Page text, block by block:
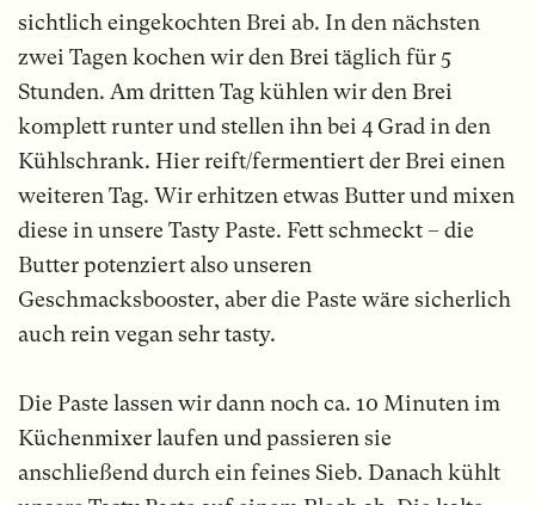
sichtlich eingekochten Brei ab. In den nächsten
zwei Tagen kochen wir den Brei täglich für 5
Stunden. Am dritten Tag kühlen wir den Brei
komplett runter und stellen ihn bei 4 Grad in den
Kühlschrank. Hier reift/fermentiert der Brei einen
weiteren Tag. Wir erhitzen etwas Butter und mixen
diese in unsere Tasty Paste. Fett schmeckt – die
Butter potenziert also unseren
Geschmacksbooster, aber die Paste wäre sicherlich
auch rein vegan sehr tasty.
Die Paste lassen wir dann noch ca. 10 Minuten im
Küchenmixer laufen und passieren sie
anschließend durch ein feines Sieb. Danach kühlt